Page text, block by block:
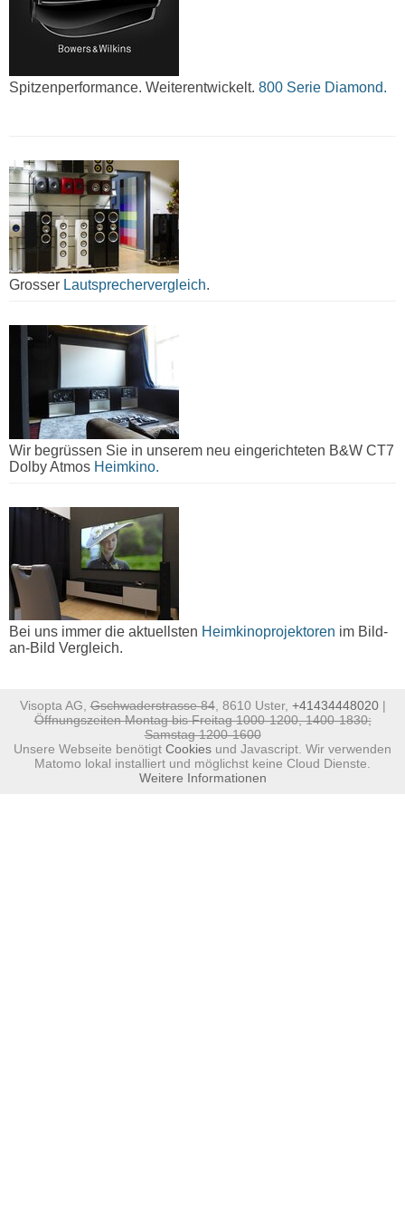
Spitzenperformance. Weiterentwickelt. 800 Serie Diamond.
Grosser Lautsprechervergleich.
Wir begrüssen Sie in unserem neu eingerichteten B&W CT7
Dolby Atmos Heimkino.
Bei uns immer die aktuellsten Heimkinoprojektoren im Bild-
an-Bild Vergleich.
Visopta AG,Gschwaderstrasse 84, 8610 Uster, +41434448020|
Öffnungszeiten Montag bis Freitag 1000-1200, 1400-1830;
Samstag 1200-1600
Unsere Webseite benötigt Cookies und Javascript. Wir verwenden
Matomo lokal installiert und möglichst keine Cloud Dienste.
Weitere Informationen